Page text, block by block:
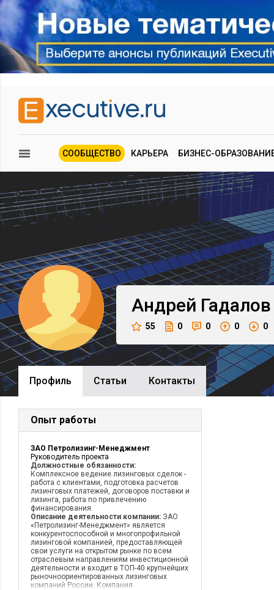
СООБЩЕСТВО КАРЬЕРА БИЗНЕС-
Андрей Гадалов
55 0 0 0 0
Профиль Cтатьи Контакты
Опыт работы
ЗАО Петролизинг-Менеджмент
Руководитель проекта
Должностные обязанности:
Комплексное ведение лизинговых сделок -
работа с клиентами, подготовка расчетов
лизинговых платежей, договоров поставки и
лизинга, работа по привлечению
финансирования.
Описание деятельности компании: ЗАО
«Петролизинг-Менеджмент» является
конкурентоспособной и многопрофильной
лизинговой компанией, предоставляющей
свои услуги на открытом рынке по всем
отраслевым направлениям инвестиционной
деятельности и входит в ТОП-40 крупнейших
рыночноориентированных лизинговых
компаний России. Компания